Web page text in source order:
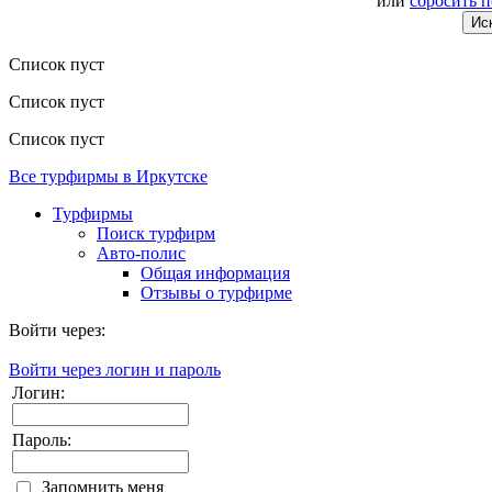
Список пуст
Список пуст
Список пуст
Все турфирмы в Иркутске
Турфирмы
Поиск турфирм
Авто-полис
Общая информация
Отзывы о турфирме
Войти через:
Войти через логин и пароль
Логин:
Пароль:
Запомнить меня